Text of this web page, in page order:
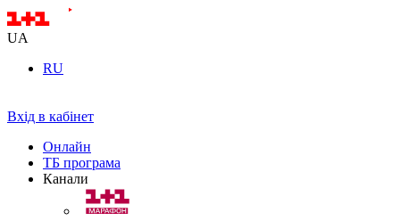
UA
RU
Вхід в кабінет
Онлайн
ТБ програма
Канали